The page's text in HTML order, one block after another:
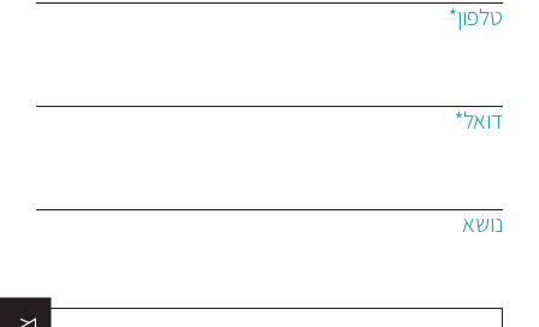
טלפון*
דואל*
נושא